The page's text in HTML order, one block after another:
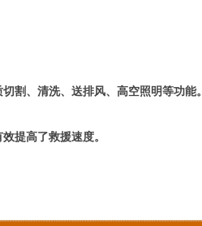
割、清洗、送排风、高空照明等功能。
提高了救援速度。